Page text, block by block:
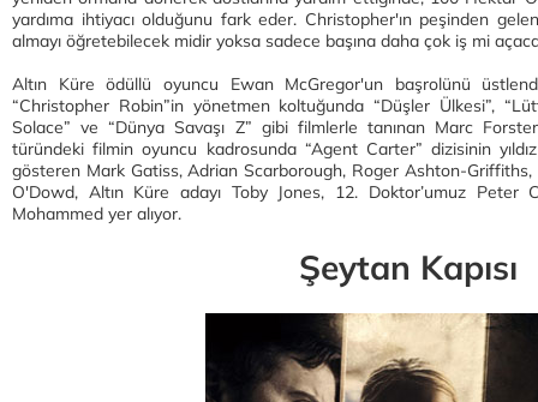
yardıma ihtiyacı olduğunu fark eder. Christopher'ın peşinden
almayı öğretebilecek midir yoksa sadece başına daha çok iş mi
Altın Küre ödüllü oyuncu Ewan McGregor'un başrolünü
“Christopher Robin”in yönetmen koltuğunda “Düşler Ülkesi”,
Solace” ve “Dünya Savaşı Z” gibi filmlerle tanınan Marc
türündeki filmin oyuncu kadrosunda “Agent Carter” dizisinin
gösteren Mark Gatiss, Adrian Scarborough, Roger Ashton-Griffiths,
O'Dowd, Altın Küre adayı Toby Jones, 12. Doktor’umuz Peter
Mohammed yer alıyor.
Şeytan Kapısı